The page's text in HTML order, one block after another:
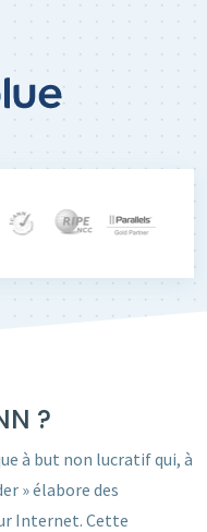
?
à but non lucratif qui, à
» élabore des
Internet. Cette